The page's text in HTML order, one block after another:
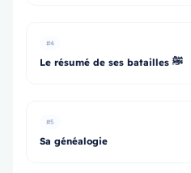
#4
Le résumé de ses batailles ﷺ
#5
Sa généalogie